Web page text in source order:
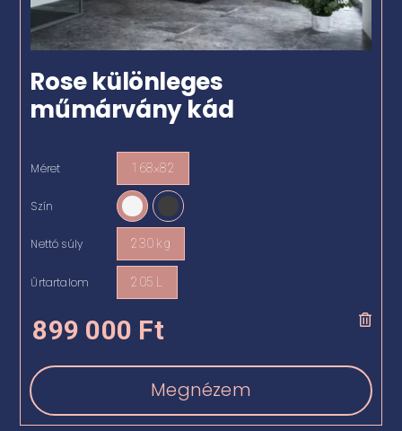
Rose különleges
műmárvány kád
Méret 168×82
Szín
Nettó súly 230 kg
Űrtartalom 205 L
899 000 Ft
Megnézem